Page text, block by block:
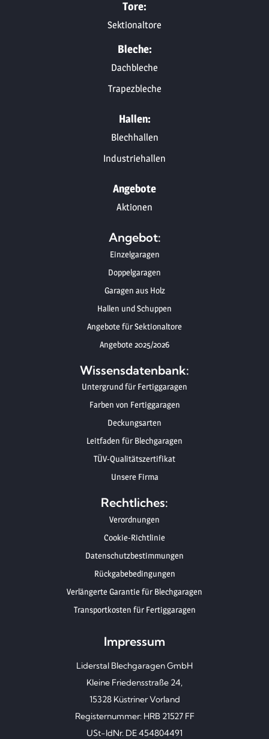
Tore:
Sektionaltore
Bleche:
Dachbleche
Trapezbleche
Hallen:
Blechhallen
Industriehallen
Angebote
Aktionen
Angebot:
Einzelgaragen
Doppelgaragen
Garagen aus Holz
Hallen und Schuppen
Angebote für Sektionaltore
Angebote 2025/2026
Wissensdatenbank:
Untergrund für Fertiggaragen
Farben von Fertiggaragen
Deckungsarten
Leitfaden für Blechgaragen
TÜV-Qualitätszertifikat
Unsere Firma
Rechtliches:
Verordnungen
Cookie-Richtlinie
Datenschutzbestimmungen
Rückgabebedingungen
Verlängerte Garantie für Blechgaragen
Transportkosten für Fertiggaragen
Impressum
Liderstal Blechgaragen GmbH
Kleine Friedensstraße 24,
15328 Küstriner Vorland
Registernummer: HRB 21527 FF
USt-IdNr. DE 454804491